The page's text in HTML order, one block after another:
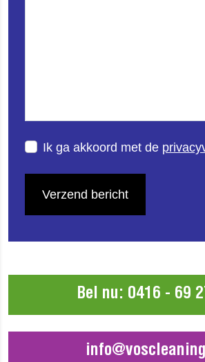
Bel nu: 0416 - 69
Ik ga akkoord met de
Verzend bericht